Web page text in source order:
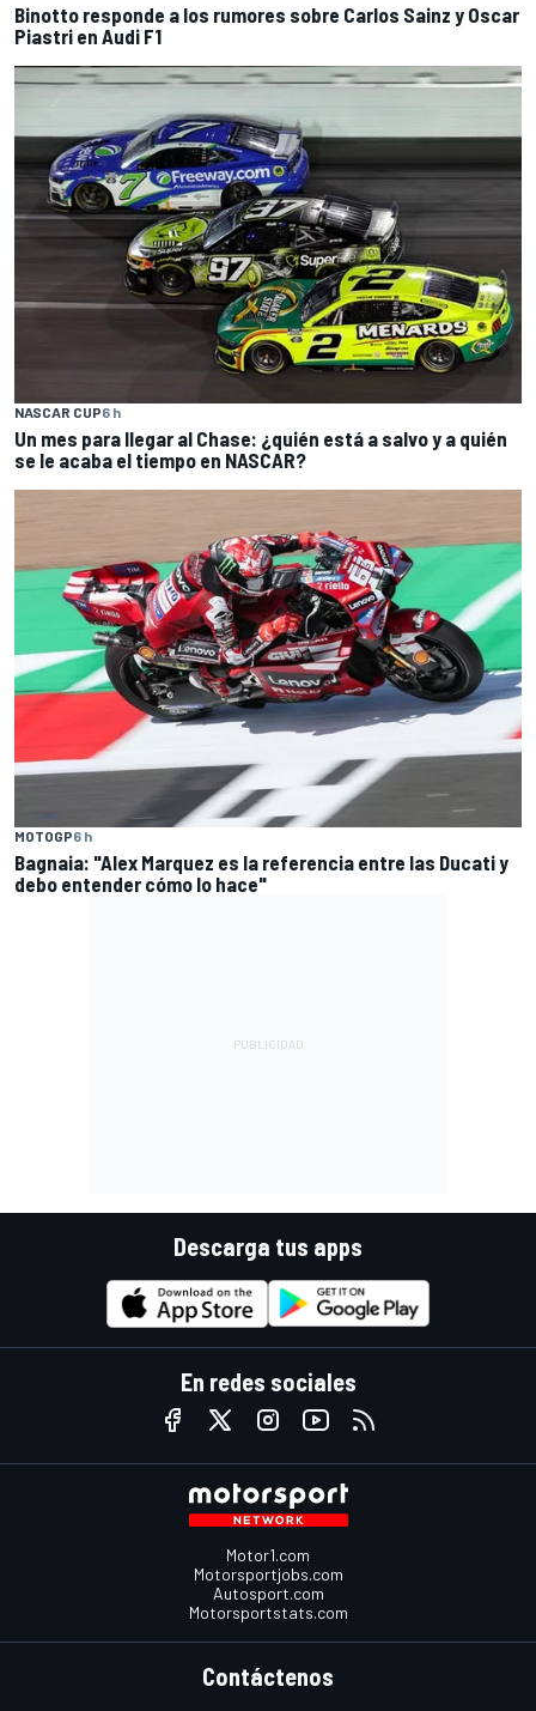
Binotto responde a los rumores sobre Carlos Sainz y Oscar
Piastri en Audi F1
NASCAR CUP6 h
Un mes para llegar al Chase: ¿quién está a salvo y a quién
se le acaba el tiempo en NASCAR?
MOTOGP6 h
Bagnaia: "Alex Marquez es la referencia entre las Ducati y
debo entender cómo lo hace"
Descarga tus apps
En redes sociales
Motor1.com
Motorsportjobs.com
Autosport.com
Motorsportstats.com
Contáctenos